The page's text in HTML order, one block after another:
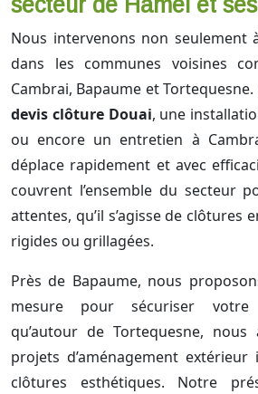
Nous intervenons non seulement
dans les communes voisines
Cambrai, Bapaume et
devis clôture Douai, une
ou encore un entretien à
déplace rapidement et avec
couvrent l’ensemble du secteur
attentes, qu’il s’agisse de clôtures
rigides ou grillagées.
Près de Bapaume, nous
mesure pour sécuriser votre
qu’autour de Tortequesne, nous
projets d’aménagement
clôtures esthétiques. Notre